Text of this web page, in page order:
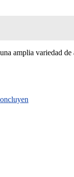
amplia variedad